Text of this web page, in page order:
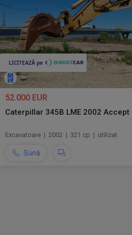
52.000 EUR
Caterpillar 345B LME 2002
Excavatoare | 2002 | 321 cp | utilizat
Sună